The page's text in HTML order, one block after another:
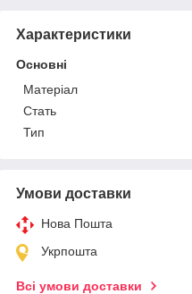
Характеристики
Основні
Матеріал
Стать
Тип
Умови доставки
Нова Пошта
Укрпошта
Всі умови доставки